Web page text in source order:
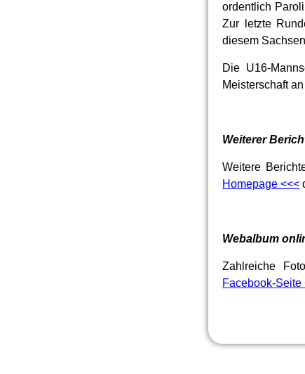
ordentlich
Zur letzte
diesem
Die U16-
Meisterschaft
Weiterer
Weitere
Homepage <<<
Webalbum
Zahlreiche
Facebook-Seite